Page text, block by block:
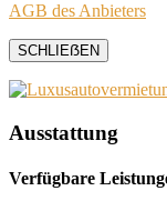
AGB des Anbieters
SCHLIEẞEN
Ausstattung
Verfügbare